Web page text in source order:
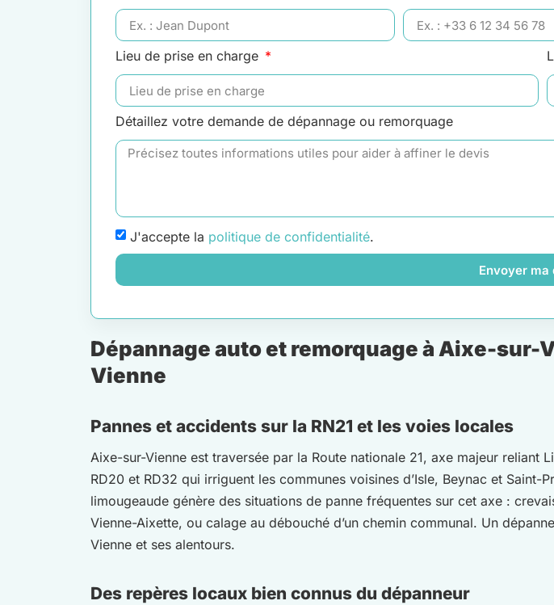
Lieu de prise en charge
Détaillez votre demande de dépannage ou remorquage
J'accepte la politique de confidentialité.
Envoyer ma
Dépannage auto et remorquage à Aixe-
Vienne
Pannes et accidents sur la RN21 et les voies locales
Aixe-sur-Vienne est traversée par la Route nationale 21, axe majeur
RD20 et RD32 qui irriguent les communes voisines d’Isle, Beynac et
limougeaude génère des situations de panne fréquentes sur cet axe :
Vienne-Aixette, ou calage au débouché d’un chemin communal. Un
Vienne et ses alentours.
Des repères locaux bien connus du dépanneur